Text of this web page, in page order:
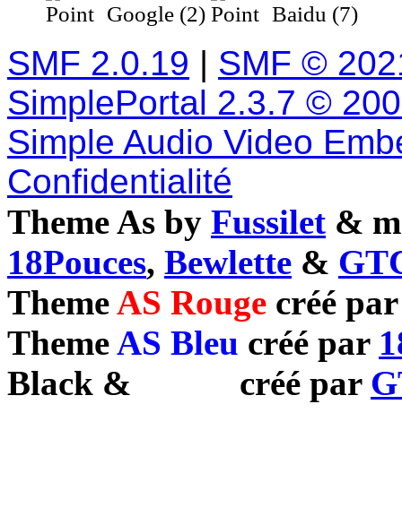
Google (2) Baidu (7)
SMF 2.0.19 | SMF ©
SimplePortal 2.3.7 ©
Simple Audio Video
Confidentialité
Theme As by Fussilet &
18Pouces, Bewlette &
ThemeAS Rouge créé
ThemeAS Bleu créé par
Black & créé par